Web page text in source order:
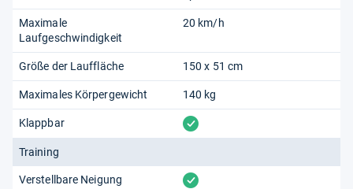
Maximale
Laufgeschwindigkeit
20 km/h
Größe der Lauffläche 150 x 51 cm
Maximales Körpergewicht 140 kg
Klappbar vorhanden
Training
Verstellbare Neigung vorhanden